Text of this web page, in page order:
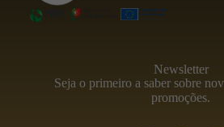
Newsletter
Seja o primeiro a saber sobre
promoções.